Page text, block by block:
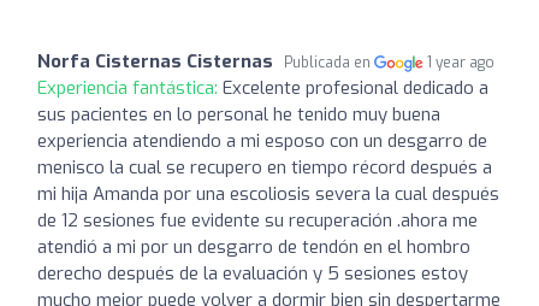
Norfa Cisternas Cisternas Publicada en 1 year ago
Experiencia fantástica: Excelente profesional dedicado a
sus pacientes en lo personal he tenido muy buena
experiencia atendiendo a mi esposo con un desgarro de
menisco la cual se recupero en tiempo récord después a
mi hija Amanda por una escoliosis severa la cual después
de 12 sesiones fue evidente su recuperación .ahora me
atendió a mi por un desgarro de tendón en el hombro
derecho después de la evaluación y 5 sesiones estoy
mucho mejor puede volver a dormir bien sin despertarme